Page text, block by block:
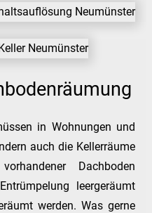
in Wohnungen und
auch die Kellerräume
Dachboden
leergeräumt
werden. Was gerne